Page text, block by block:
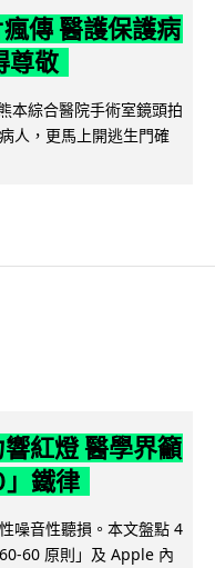
傳 醫護保護病
尊敬
本綜合醫院手術室鏡頭拍
人，更馬上開逃生門確
紅燈 醫學界籲
鐵律
噪音性聽損。本文盤點 4
60 原則」及 Apple 內